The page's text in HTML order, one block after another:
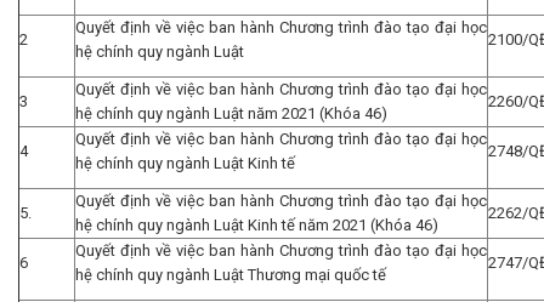
2
Quyết định về việc ban hành Chương trình đào tạo đại học
hệ chính quy ngành Luật
2100/
3
Quyết định về việc ban hành Chương trình đào tạo đại học
hệ chính quy ngành Luật năm 2021 (Khóa 46)
2260/
4
Quyết định về việc ban hành Chương trình đào tạo đại học
hệ chính quy ngành Luật Kinh tế
2748/
5.
Quyết định về việc ban hành Chương trình đào tạo đại học
hệ chính quy ngành Luật Kinh tế năm 2021 (Khóa 46)
2262/
6
Quyết định về việc ban hành Chương trình đào tạo đại học
hệ chính quy ngành Luật Thương mại quốc tế
2747/